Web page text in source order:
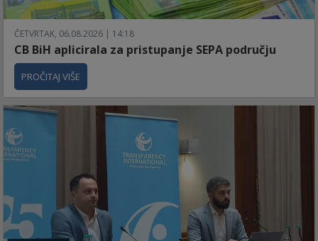
ČETVRTAK, 06.08.2026 | 14:18
CB BiH aplicirala za pristupanje SEPA području
PROČITAJ VIŠE